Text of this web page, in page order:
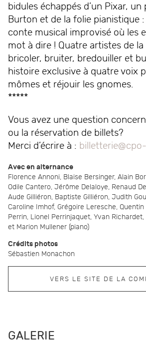
bidules échappés d’un Pixar, un
Burton et de la folie pianistique
conte musical improvisé où les
mot à dire ! Quatre artistes de la
bricoler, bruiter, bredouiller et
histoire exclusive à quatre voix
mômes et réjouir les gnomes.
*****
Vous avez une question
ou la réservation de billets?
Merci d’écrire à :
Avec en alternance
Florence Annoni, Blaise Bersinger, Alain
Odile Cantero, Jérôme Delaloye, Renaud
Aude Gilliéron, Baptiste Gilliéron, Judith
Caroline Imhof, Grégoire Leresche, Quentin
Perrin, Lionel Perrinjaquet, Yvan
et Marion Mullener (piano)
Crédits photos
Sébastien Monachon
VERS LE SITE DE LA
GALERIE